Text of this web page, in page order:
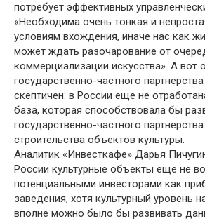
потребует эффективных
«Необходима очень тонкая и
условиям вхождения, иначе нас как
может ждать разочарование от
коммерциализации искусства». А вот
государственно-частного
скептичен: в России еще не
база, которая способствовала бы
государственно-частного
строительства объектов культуры.
Аналитик «Инвесткафе» Дарья
России культурные объекты еще не
потенциальными инвесторами как
заведения, хотя культурный уровень
вполне можно было бы развивать